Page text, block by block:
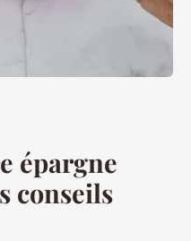
épargne
conseils